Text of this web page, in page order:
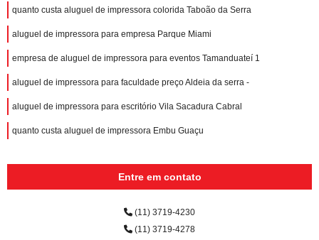
quanto custa aluguel de impressora colorida Taboão da Serra
aluguel de impressora para empresa Parque Miami
empresa de aluguel de impressora para eventos Tamanduateí 1
aluguel de impressora para faculdade preço Aldeia da serra -
aluguel de impressora para escritório Vila Sacadura Cabral
quanto custa aluguel de impressora Embu Guaçu
Entre em contato
(11) 3719-4230
(11) 3719-4278